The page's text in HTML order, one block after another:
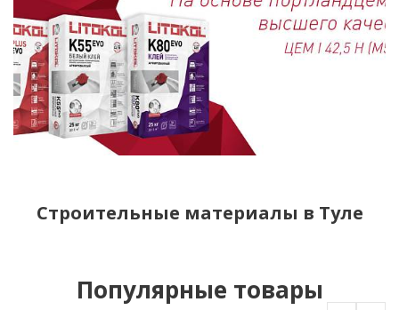
Строительные материалы в Туле
Популярные товары